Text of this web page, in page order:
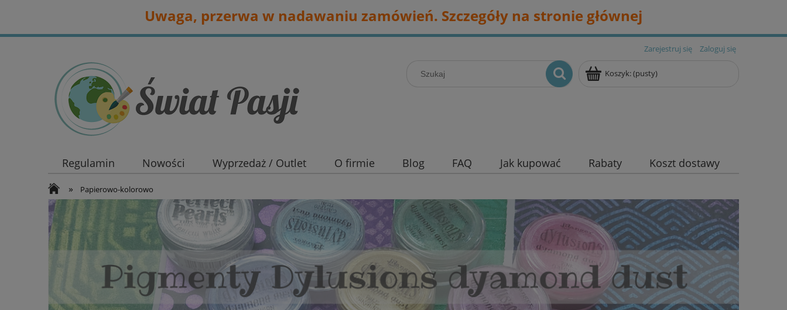
Uwaga, przerwa w nadawaniu zamówień. Szczegóły na stronie głównej
Zarejestruj się Zaloguj się
Koszyk:(pusty)
Regulamin Nowości Wyprzedaż / Outlet O firmie Blog FAQ Jak kupować Rabaty Koszt dostawy
» Papierowo-kolorowo